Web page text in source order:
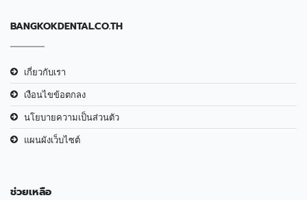
BANGKOKDENTAL.CO.TH
เกี่ยวกับเรา
เงือนไขข้อตกลง
นโยบายความเป็นส่วนตัว
แผนผังเว็บไซต์
ช่วยเหลือ